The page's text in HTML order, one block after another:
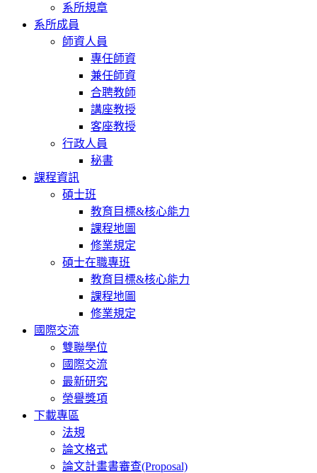
系所規章
系所成員
師資人員
專任師資
兼任師資
合聘教師
講座教授
客座教授
行政人員
秘書
課程資訊
碩士班
教育目標&核心能力
課程地圖
修業規定
碩士在職專班
教育目標&核心能力
課程地圖
修業規定
國際交流
雙聯學位
國際交流
最新研究
榮譽獎項
下載專區
法規
論文格式
論文計畫書審查(Proposal)